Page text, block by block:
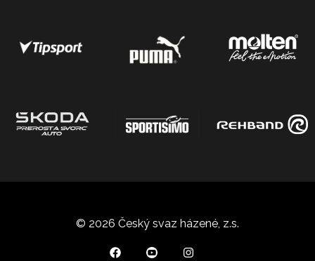
© 2026 Český svaz házené, z.s.